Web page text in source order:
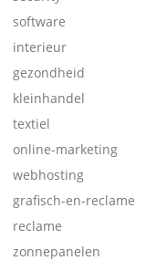
software
interieur
gezondheid
kleinhandel
textiel
online-marketing
webhosting
grafisch-en-reclame
reclame
zonnepanelen